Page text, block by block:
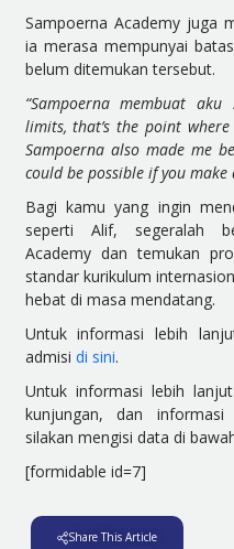
Sampoerna Academy juga
ia merasa mempunyai
belum ditemukan tersebut.
“Sampoerna membuat
limits, that’s the point
Sampoerna also made me
could be possible if you make
Bagi kamu yang ingin
seperti Alif, segeralah
Academy dan temukan
standar kurikulum
hebat di masa mendatang.
Untuk informasi lebih
admisi di sini.
Untuk informasi lebih
kunjungan, dan informasi
silakan mengisi data di
[formidable id=7]
Share This Article